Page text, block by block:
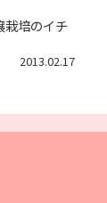
栽培のイチ
2013.02.17